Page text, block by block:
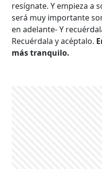
resígnate. Y empieza a
será muy importante
en adelante- Y
Recuérdala y acéptalo.
más tranquilo.